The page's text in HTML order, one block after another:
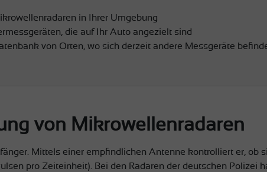
in Ihrer Umgebung
die auf Ihr Auto angezielt sind
von Orten, wo sich derzeit andere Messgeräte
von Mikrowellenradaren
Mittels einer empfindlichen Antenne kontrolliert er, ob
pro Zeiteinheit). Bei den Radaren der deutschen Polizei